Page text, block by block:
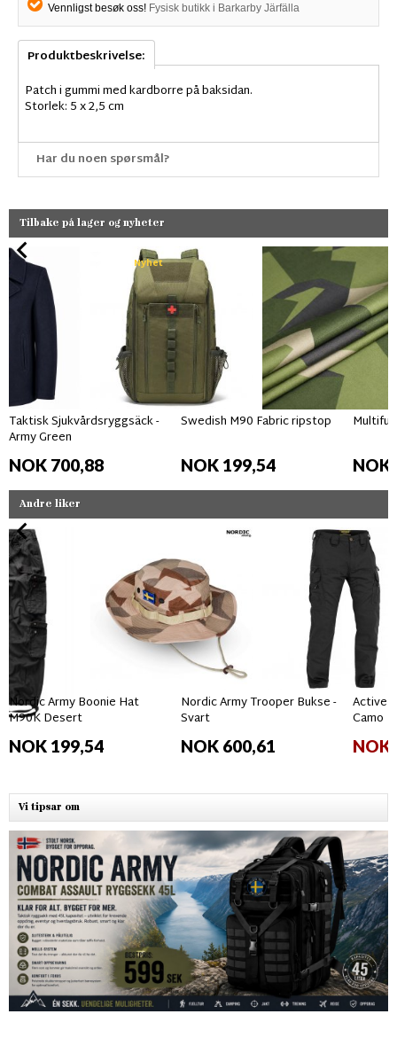
Vennligst besøk oss! Fysisk butikk i Barkarby Järfälla
Produktbeskrivelse:
Patch i gummi med kardborre på baksidan.
Storlek: 5 x 2,5 cm
Har du noen spørsmål?
Tilbake på lager og nyheter
Nyhet
Taktisk Sjukvårdsryggsäck -
Army Green
NOK 700,88
Swedish M90 Fabric ripstop
NOK 199,54 NOK
Andre liker
Nordic Army Boonie Hat
M90K Desert
NOK 199,54
Nordic Army Trooper Bukse -
Svart
NOK 600,61
Active
Camo
NOK
Vi tipsar om